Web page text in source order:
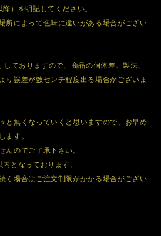
）を明記してください。
所によって色味に違いがある場合がござい
しておりますので、商品の個体差、製法、
り誤差が数センチ程度出る場合がございま
と無くなっていくと思いますので、お早め
ます。
んのでご了承下さい。
となっております。
く場合はご注文制限がかかる場合がござい